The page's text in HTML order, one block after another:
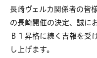
長崎ヴェルカ関係者の皆
の長崎開催の決定、誠に
Ｂ１昇格に続く吉報を受
し上げます。